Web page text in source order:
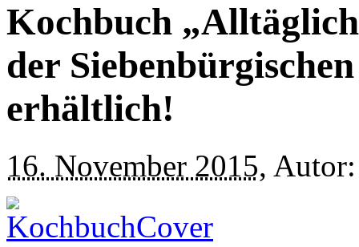
Kochbuch
der
erhältlich!
16. November 2015,